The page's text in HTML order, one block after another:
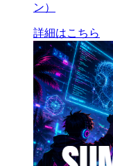
ン）
詳細はこちら